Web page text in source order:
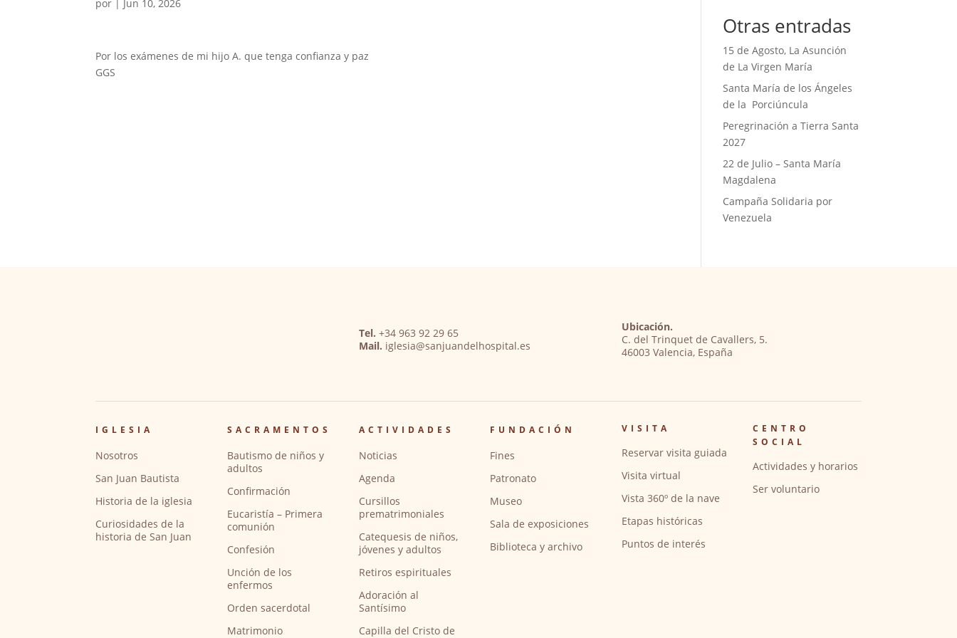
por Jun 10, 2026
Por los exámenes de mi hijo A. que tenga confianza y paz
GGS
Otras entradas
15 de Agosto, La Asunción
de La Virgen María
Santa María de los Ángeles
de la Porciúncula
Peregrinación a Tierra Santa
2027
22 de Julio – Santa María
Magdalena
Campaña Solidaria por
Venezuela
Tel. +34 963 92 29 65
Mail. iglesia@sanjuandelhospital.es
Ubicación.
C. del Trinquet de Cavallers, 5.
46003 Valencia, España
IGLESIA
Nosotros
San Juan Bautista
Historia de la iglesia
Curiosidades de la
historia de San Juan
SACRAMENTOS
Bautismo de niños y
adultos
Confirmación
Eucaristía – Primera
comunión
Confesión
Unción de los
enfermos
Orden sacerdotal
Matrimonio
ACTIVIDADES
Noticias
Agenda
Cursillos
prematrimoniales
Catequesis de niños,
jóvenes y adultos
Retiros espirituales
Adoración al
Santísimo
Capilla del Cristo de
FUNDACIÓN
Fines
Patronato
Museo
Sala de exposiciones
Biblioteca y archivo
VISITA
Reservar visita guiada
Visita virtual
Vista 360º de la nave
Etapas históricas
Puntos de interés
CENTRO
SOCIAL
Actividades y horarios
Ser voluntario